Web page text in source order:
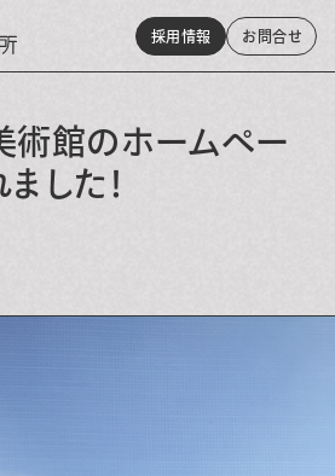
採用情報 お問合せ
術館のホームペー
した！